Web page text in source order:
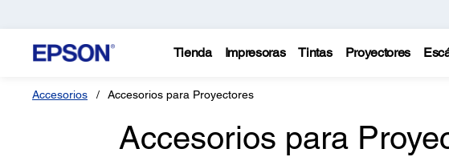
Tienda Impresoras Tintas Proyectores
Accesorios Accesorios para Proyectores
Accesorios para